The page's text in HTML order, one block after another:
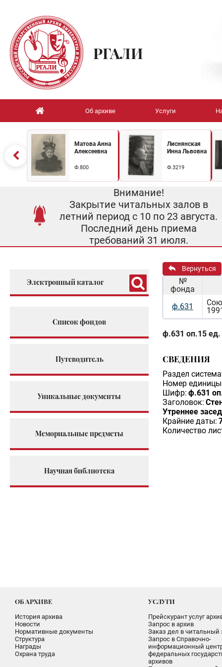
РГАЛИ
Об архиве Услуги
Матова Анна
Алексеевна
Ф.800
Лиснянская
Инна Львовна
Ф.3219
Внимание!
Закрытие читальных залов в
летний период с 10 по 23 августа.
Последний день приема
требований 31 июля.
Электронный каталог
Список фондов
Путеводитель
Уникальные документы
Мемориальные предметы
Научная библиотека
Вернуться
№
фонда
ф.631
ф.631 оп.15 ед.
СВЕДЕНИЯ
Раздел
Номер единицы
Шифр: ф.631
Заголовок:
Утреннее
Крайние даты:
Количество
ОБ АРХИВЕ
История архива
Новости
Нормативные документы
Структура
Награды
Охрана труда
УСЛУГИ
Прейскурант услуг
Запрос в архив
Заказ дел в читальный
Запрос в Справочно-
информационный
федеральных
архивов